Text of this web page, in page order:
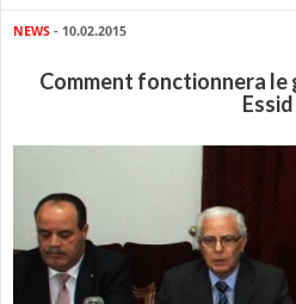
NEWS - 10.02.2015
Comment fonctionnera le
Essid